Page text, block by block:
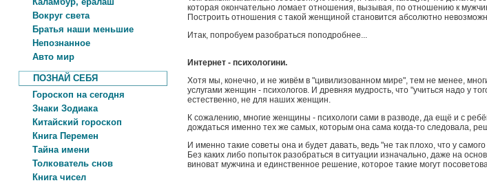
Вокруг света
Братья наши меньшие
Непознанное
Авто мир
ПОЗНАЙ СЕБЯ
Гороскоп на сегодня
Знаки Зодиака
Китайский гороскоп
Книга Перемен
Тайна имени
Толкователь снов
Книга чисел
которая окончательно ломает отношения, вызывая, по отношению к
Построить отношения с такой женщиной становится абсолютно
Итак, попробуем разобраться поподробнее...
Интернет - психологини.
Хотя мы, конечно, и не живём в "цивилизованном мире", тем не менее,
услугами женщин - психологов. И древняя мудрость, что "учиться надо у
естественно, не для наших женщин.
К сожалению, многие женщины - психологи сами в разводе, да ещё и с
дождаться именно тех же самых, которым она сама когда-то следовала,
И именно такие советы она и будет давать, ведь "не так плохо, что у
Без каких либо попыток разобраться в ситуации изначально, даже на
виноват мужчина и единственное решение, которое такие могут